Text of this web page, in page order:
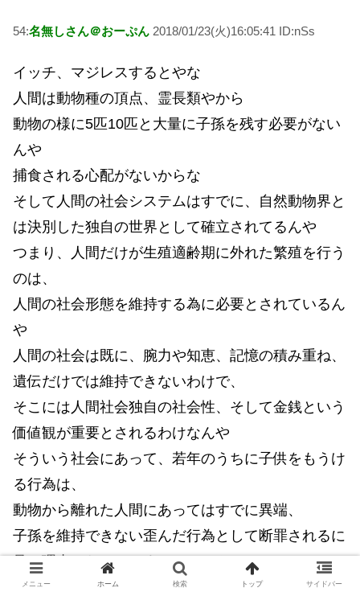
54:名無しさん＠おーぷん 2018/01/23(火)16:05:41 ID:nSs
イッチ、マジレスするとやな
人間は動物種の頂点、霊長類やから
動物の様に5匹10匹と大量に子孫を残す必要がない
んや
捕食される心配がないからな
そして人間の社会システムはすでに、自然動物界と
は決別した独自の世界として確立されてるんや
つまり、人間だけが生殖適齢期に外れた繁殖を行う
のは、
人間の社会形態を維持する為に必要とされているん
や
人間の社会は既に、腕力や知恵、記憶の積み重ね、
遺伝だけでは維持できないわけで、
そこには人間社会独自の社会性、そして金銭という
価値観が重要とされるわけなんや
そういう社会にあって、若年のうちに子供をもうけ
る行為は、
動物から離れた人間にあってはすでに異端、
子孫を維持できない歪んだ行為として断罪されるに
足る理由になってしまってるんやで
それが「ロリコンは悪」とされる所以なんや
メニュー ホーム 検索 トップ サイドバー